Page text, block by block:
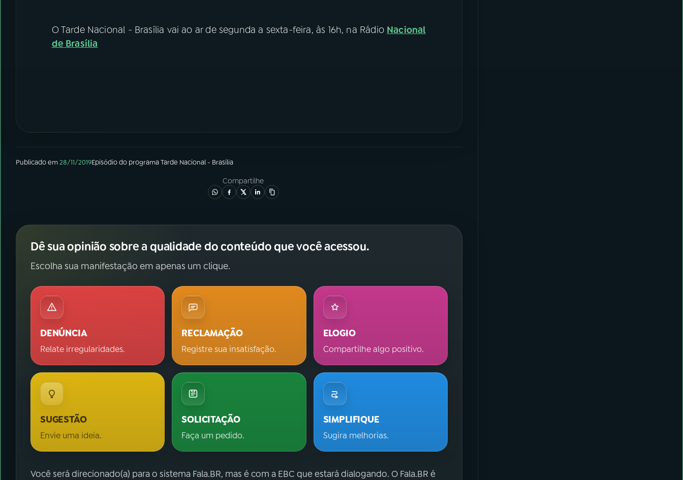
O Tarde Nacional - Brasília vai ao ar de segunda a sexta-feira, às 16h, na Rádio Nacional
de Brasília
Publicado em28/11/2019Episódiodo programaTarde Nacional - Brasília
Compartilhe
Dê sua opinião sobre a qualidade do conteúdo que você acessou.
Escolha sua manifestação em apenas um clique.
DENÚNCIA
Relate irregularidades.
RECLAMAÇÃO
Registre sua insatisfação.
ELOGIO
Compartilhe algo positivo.
SUGESTÃO
Envie uma ideia.
SOLICITAÇÃO
Faça um pedido.
SIMPLIFIQUE
Sugira melhorias.
Você será direcionado(a) para o sistema Fala.BR, mas é com a EBC que estará dialogando. O Fala.BR é